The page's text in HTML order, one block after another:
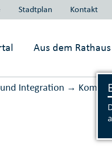
Stadtplan Kontakt
Aus dem Rathaus
Inte­gration →